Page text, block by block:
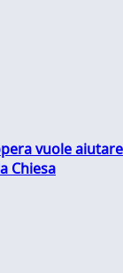
vuole
Chiesa